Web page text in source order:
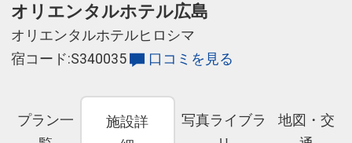
オリエンタルホテル広島
オリエンタルホテルヒロシマ
宿コード:S340035
口コミを見る
プラン一
施設詳
写真ライブラ
地図・交